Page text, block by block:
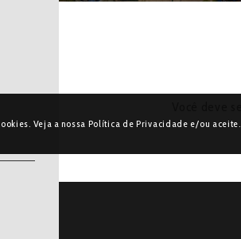
Veja a nossa Política de Privacidade e/ou aceite.